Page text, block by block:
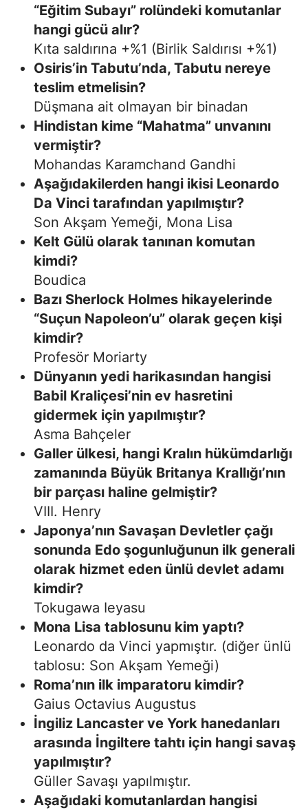
“Eğitim Subayı” rolündeki komutanlar
hangi gücü alır?
Kıta saldırına +%1 (Birlik Saldırısı +%1)
Osiris’in Tabutu’nda, Tabutu nereye
teslim etmelisin?
Düşmana ait olmayan bir binadan
Hindistan kime “Mahatma” unvanını
vermiştir?
Mohandas Karamchand Gandhi
Aşağıdakilerden hangi ikisi Leonardo
Da Vinci tarafından yapılmıştır?
Son Akşam Yemeği, Mona Lisa
Kelt Gülü olarak tanınan komutan
kimdi?
Boudica
Bazı Sherlock Holmes hikayelerinde
“Suçun Napoleon’u” olarak geçen kişi
kimdir?
Profesör Moriarty
Dünyanın yedi harikasından hangisi
Babil Kraliçesi’nin ev hasretini
gidermek için yapılmıştır?
Asma Bahçeler
Galler ülkesi, hangi Kralın hükümdarlığı
zamanında Büyük Britanya Krallığı’nın
bir parçası haline gelmiştir?
VIII. Henry
Japonya’nın Savaşan Devletler çağı
sonunda Edo şogunluğunun ilk generali
olarak hizmet eden ünlü devlet adamı
kimdir?
Tokugawa Ieyasu
Mona Lisa tablosunu kim yaptı?
Leonardo da Vinci yapmıştır. (diğer ünlü
tablosu: Son Akşam Yemeği)
Roma’nın ilk imparatoru kimdir?
Gaius Octavius Augustus
İngiliz Lancaster ve York hanedanları
arasında İngiltere tahtı için hangi savaş
yapılmıştır?
Güller Savaşı yapılmıştır.
Aşağıdaki komutanlardan hangisi